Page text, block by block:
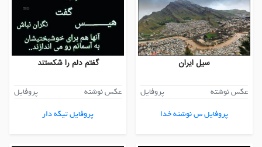
سیل ایران
عکس نوشته
پروفایل
پروفایل س نوشته خدا
گفتم دلم را شکستند
عکس نوشته
پروفایل
پروفایل تیکه دار